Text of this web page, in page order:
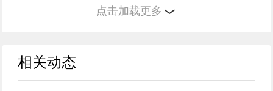
源禀赋优势与产业效益不匹配、经济产业发展与生态环
点击加载更多
相关动态